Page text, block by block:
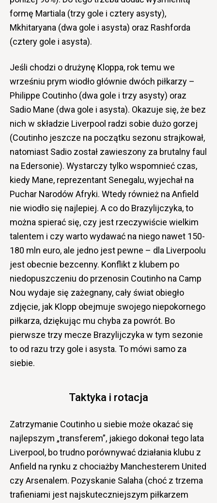
formę Martiala (trzy gole i cztery asysty),
Mkhitaryana (dwa gole i asysta) oraz Rashforda
(cztery gole i asysta).
Jeśli chodzi o drużynę Kloppa, rok temu we
wrześniu prym wiodło głównie dwóch piłkarzy –
Philippe Coutinho (dwa gole i trzy asysty) oraz
Sadio Mane (dwa gole i asysta). Okazuje się, że bez
nich w składzie Liverpool radzi sobie dużo gorzej
(Coutinho jeszcze na początku sezonu strajkował,
natomiast Sadio został zawieszony za brutalny faul
na Edersonie). Wystarczy tylko wspomnieć czas,
kiedy Mane, reprezentant Senegalu, wyjechał na
Puchar Narodów Afryki. Wtedy również na Anfield
nie wiodło się najlepiej. A co do Brazylijczyka, to
można spierać się, czy jest rzeczywiście wielkim
talentem i czy warto wydawać na niego nawet 150-
180 mln euro, ale jedno jest pewne – dla Liverpoolu
jest obecnie bezcenny. Konflikt z klubem po
niedopuszczeniu do przenosin Coutinho na Camp
Nou wydaje się zażegnany, cały świat obiegło
zdjęcie, jak Klopp obejmuje swojego niepokornego
piłkarza, dziękując mu chyba za powrót. Bo
pierwsze trzy mecze Brazylijczyka w tym sezonie
to od razu trzy gole i asysta. To mówi samo za
siebie.
Taktyka i rotacja
Zatrzymanie Coutinho u siebie może okazać się
najlepszym „transferem”, jakiego dokonał tego lata
Liverpool, bo trudno porównywać działania klubu z
Anfield na rynku z chociażby Manchesterem United
czy Arsenalem. Pozyskanie Salaha (choć z trzema
trafieniami jest najskuteczniejszym piłkarzem